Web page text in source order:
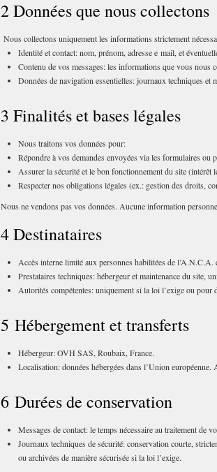
2 Données que nous collectons
Nous collectons uniquement les informations strictement
Identité et contact: nom, prénom, adresse e mail, et
Contenu de vos messages: les informations que vous nous
Données de navigation essentielles: journaux techniques et
3 Finalités et bases légales
Nous traitons vos données pour:
Répondre à vos demandes envoyées via les formulaires ou
Assurer la sécurité et le bon fonctionnement du site (intérêt
Respecter nos obligations légales (ex.: gestion des droits,
Nous ne vendons pas vos données. Aucune information
4 Destinataires
Accès interne limité aux personnes habilitées de l’A.N.C.A.
Prestataires techniques: hébergeur et maintenance du site,
Autorités compétentes: uniquement si la loi l’exige ou pour
5 Hébergement et transferts
Hébergeur: OVH SAS, Roubaix, France.
Localisation: données hébergées dans l’Union
6 Durées de conservation
Messages de contact: le temps nécessaire au traitement
Journaux techniques de sécurité: conservation courte,
ou archivées de manière sécurisée si la loi l’exige.